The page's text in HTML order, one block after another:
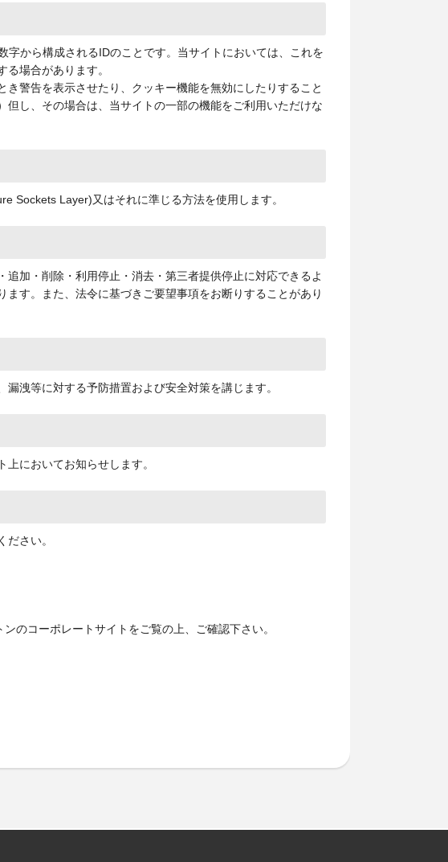
から構成されるIDのことです。当サイトにおいては、これを
場合があります。
警告を表示させたり、クッキー機能を無効にしたりすること
し、その場合は、当サイトの一部の機能をご利用いただけな
Sockets Layer)又はそれに準じる方法を使用します。
加・削除・利用停止・消去・第三者提供停止に対応できるよ
す。また、法令に基づきご要望事項をお断りすることがあり
洩等に対する予防措置および安全対策を講じます。
においてお知らせします。
さい。
のコーポレートサイトをご覧の上、ご確認下さい。